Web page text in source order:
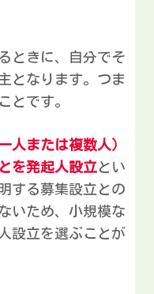
ときに、自分でそ
となります。つま
とです。
人または複数人）
を発起人設立とい
する募集設立との
いため、小規模な
設立を選ぶことが